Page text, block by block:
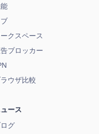
クスペース
ブロッカー
ウザ比較
ース
グ